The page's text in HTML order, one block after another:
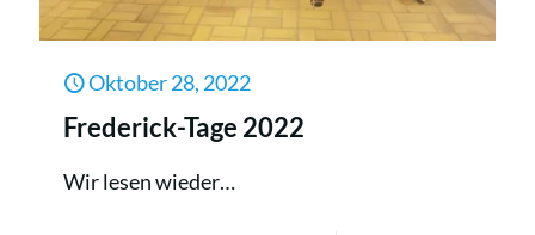
Oktober 28, 2022
Frederick-Tage 2022
Wir lesen wieder…